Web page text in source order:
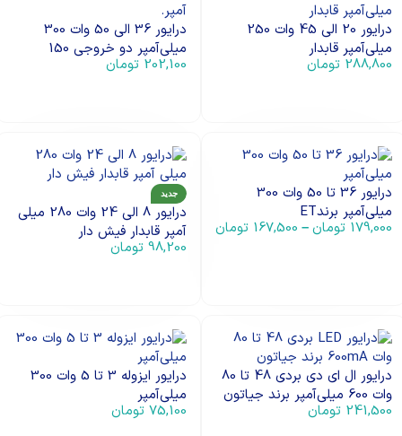
درایور 20 الی 45 وات 250
میلی‌آمپر قابدار
288,800 تومان
درایور 36 الی 50 وات 300
میلی‌آمپر دو خروجی 150
میلی‌آمپر
202,100 تومان
درایور 36 تا 50 وات 300
میلی‌آمپر برندET
179,000 تومان –
167,500 تومان
جدید
درایور 8 الی 24 وات 280 میلی
آمپر قابدار فیش دار
98,200 تومان
درایور ال ای دی بردی 48 تا 80
وات 600 میلی‌آمپر برند جیاتون
241,500 تومان
درایور ایزوله 3 تا 5 وات 300
میلی‌آمپر
75,100 تومان